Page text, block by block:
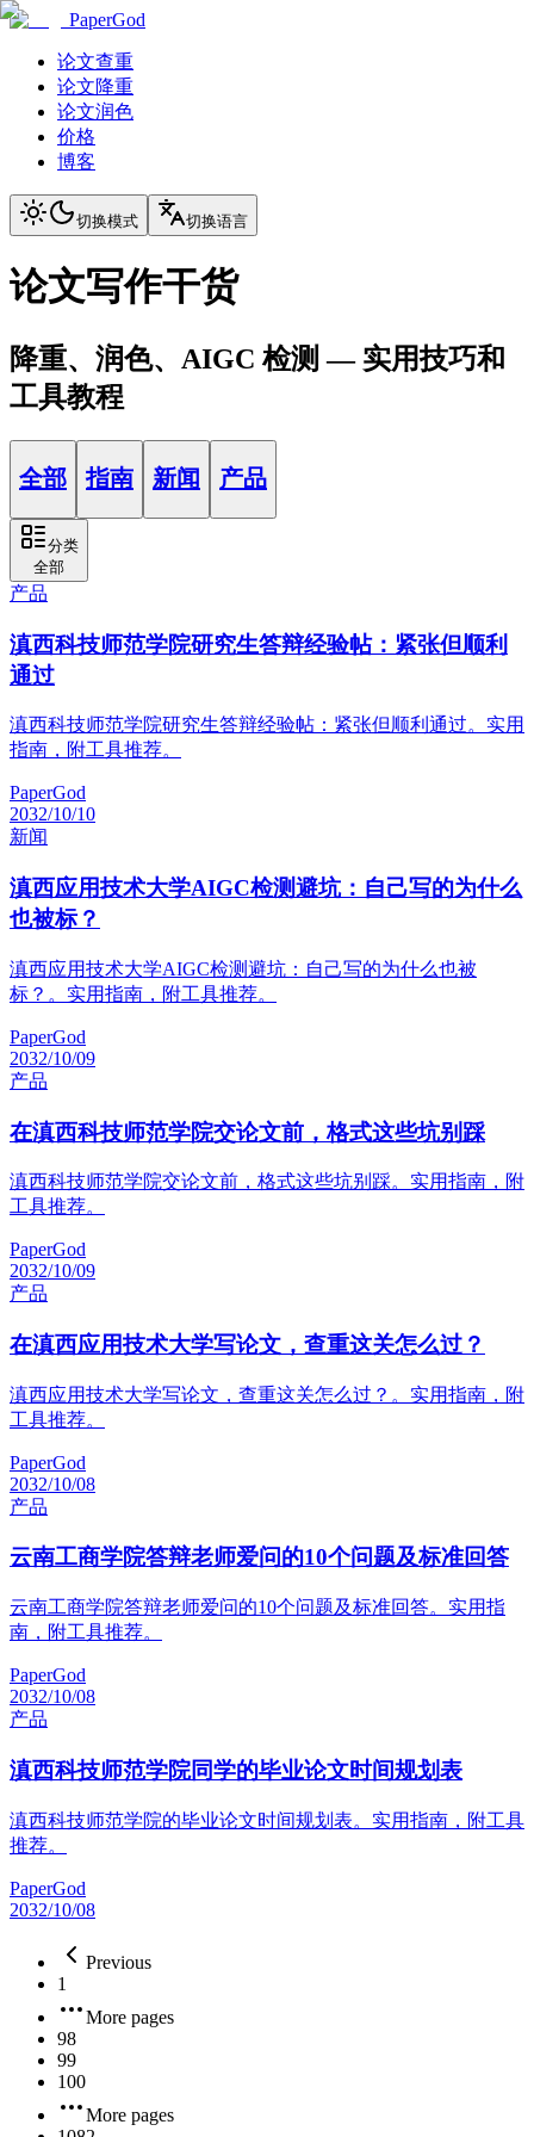
PaperGod
论文查重
论文降重
论文润色
价格
博客
切换模式 切换语言
论文写作干货
降重、润色、AIGC 检测 — 实用技巧和
工具教程
全部 指南 新闻 产品
分类
全部
产品
滇西科技师范学院研究生答辩经验帖：紧张但顺利
通过
滇西科技师范学院研究生答辩经验帖：紧张但顺利通过。实用
指南，附工具推荐。
PaperGod
2032/10/10
新闻
滇西应用技术大学AIGC检测避坑：自己写的为什么
也被标？
滇西应用技术大学AIGC检测避坑：自己写的为什么也被
标？。实用指南，附工具推荐。
PaperGod
2032/10/09
产品
在滇西科技师范学院交论文前，格式这些坑别踩
滇西科技师范学院交论文前，格式这些坑别踩。实用指南，附
工具推荐。
PaperGod
2032/10/09
产品
在滇西应用技术大学写论文，查重这关怎么过？
滇西应用技术大学写论文，查重这关怎么过？。实用指南，附
工具推荐。
PaperGod
2032/10/08
产品
云南工商学院答辩老师爱问的10个问题及标准回答
云南工商学院答辩老师爱问的10个问题及标准回答。实用指
南，附工具推荐。
PaperGod
2032/10/08
产品
滇西科技师范学院同学的毕业论文时间规划表
滇西科技师范学院的毕业论文时间规划表。实用指南，附工具
推荐。
PaperGod
2032/10/08
Previous
1
More pages
98
99
100
More pages